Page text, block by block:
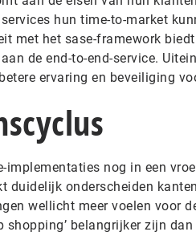
hun time-to-market
met het sase-framework
de end-to-end-service.
ervaring en beveiliging
implementaties nog in een
duidelijk onderscheiden
wellicht meer voelen voor
shopping’ belangrijker zijn